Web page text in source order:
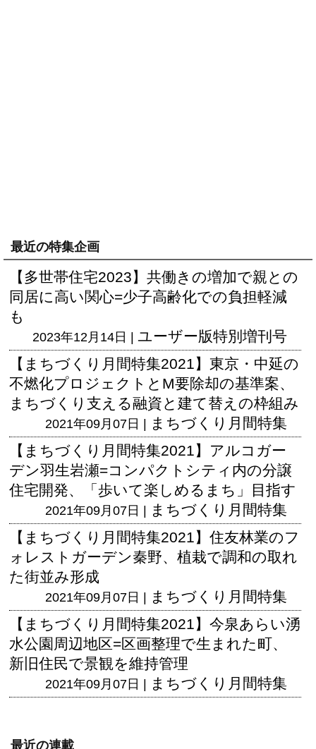
最近の特集企画
【多世帯住宅2023】共働きの増加で親との
同居に高い関心=少子高齢化での負担軽減
も
2023年12月14日 | ユーザー版特別増刊号
【まちづくり月間特集2021】東京・中延の
不燃化プロジェクトとM要除却の基準案、
まちづくり支える融資と建て替えの枠組み
2021年09月07日 | まちづくり月間特集
【まちづくり月間特集2021】アルコガー
デン羽生岩瀬=コンパクトシティ内の分譲
住宅開発、「歩いて楽しめるまち」目指す
2021年09月07日 | まちづくり月間特集
【まちづくり月間特集2021】住友林業のフ
ォレストガーデン秦野、植栽で調和の取れ
た街並み形成
2021年09月07日 | まちづくり月間特集
【まちづくり月間特集2021】今泉あらい湧
水公園周辺地区=区画整理で生まれた町、
新旧住民で景観を維持管理
2021年09月07日 | まちづくり月間特集
最近の連載